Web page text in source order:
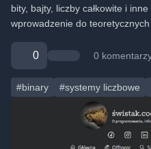
bity, bajty, liczby całkowite i
wprowadzenie do
0 0
#binary #systemy liczbowe